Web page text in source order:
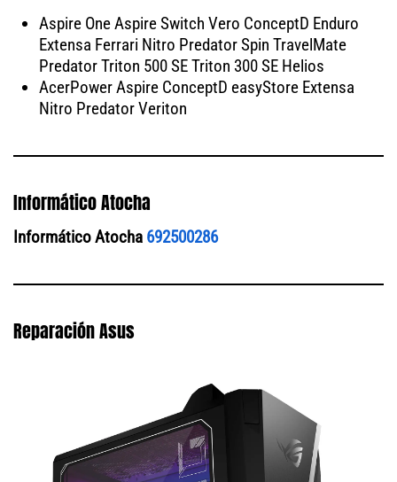
Aspire One Aspire Switch Vero ConceptD Enduro
Extensa Ferrari Nitro Predator Spin TravelMate
Predator Triton 500 SE Triton 300 SE Helios
AcerPower Aspire ConceptD easyStore Extensa
Nitro Predator Veriton
Informático Atocha
Informático Atocha 692500286
Reparación Asus